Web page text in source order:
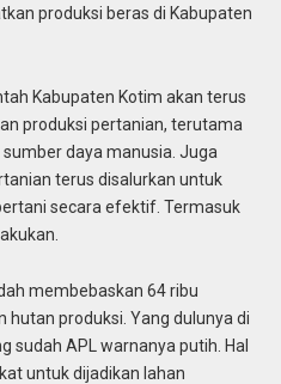
produksi beras di Kabupaten
Kabupaten Kotim akan terus
produksi pertanian, terutama
daya manusia. Juga
terus disalurkan untuk
secara efektif. Termasuk
membebaskan 64 ribu
hutan produksi. Yang dulunya di
sudah APL warnanya putih. Hal
untuk dijadikan lahan